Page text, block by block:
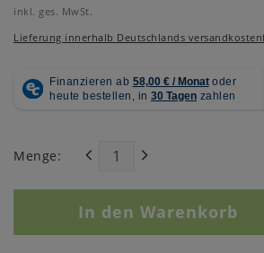
inkl. ges. MwSt.
Lieferung innerhalb Deutschlands
Menge:
In den Warenkorb